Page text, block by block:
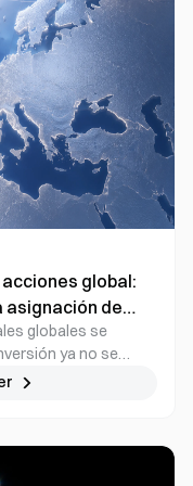
lo que son más
clara sobre las
global:
asignación de
globales se
ya no se
emergentes
mercados, por lo
se consolida